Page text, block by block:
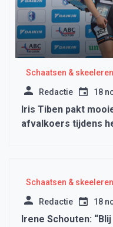
Schaatsen & skeeleren
Redactie 18
Iris Tiben pakt
afvalkoers tijdens
Schaatsen & skeeleren
Redactie 18
Irene Schouten: